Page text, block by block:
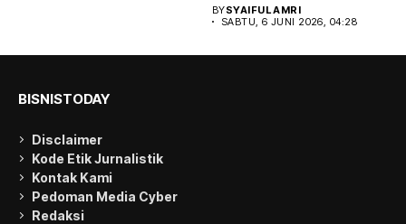
BYSYAIFUL AMRI
SABTU, 6 JUNI 2026, 04:28
BISNISTODAY
Disclaimer
Kode Etik Jurnalistik
Kontak Kami
Pedoman Media Cyber
Redaksi